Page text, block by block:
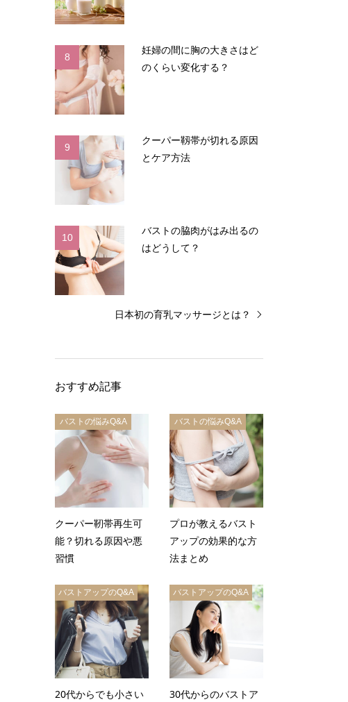
8
妊婦の間に胸の大きさはど
のくらい変化する？
9
クーパー靱帯が切れる原因
とケア方法
10
バストの脇肉がはみ出るの
はどうして？
日本初の育乳マッサージとは？
おすすめ記事
バストの悩みQ&A
クーパー靭帯再生可
能？切れる原因や悪
習慣
バストの悩みQ&A
プロが教えるバスト
アップの効果的な方
法まとめ
バストアップのQ&A
20代からでも小さい
バストアップのQ&A
30代からのバストア